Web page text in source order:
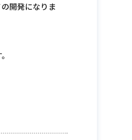
開発になりま